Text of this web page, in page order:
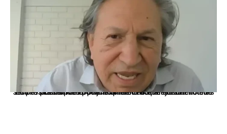
La presidenta Keiko Fujimori informó que la solicitud de indulto presentada por el expresidente Alejandro Toledo será evaluada por la Comisión de Gracias Presidenciales conforme al procedimiento establecido.